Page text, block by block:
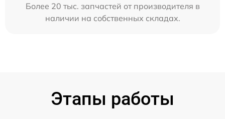
Более 20 тыс. запчастей от производителя в
наличии на собственных складах.
Этапы работы